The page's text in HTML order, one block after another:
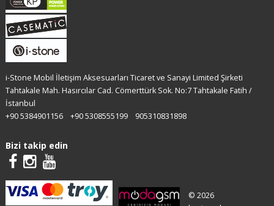
i-Stone Mobil İletişim Aksesuarları Ticaret ve Sanayi Limited Şirketi
Tahtakale Mah. Hasırcılar Cad. Cömerttürk Sok. No:7 Tahtakale Fatih /
İstanbul
+90 5384901156
+90 5308555199 905310831898
Bizi takip edin
© 2026